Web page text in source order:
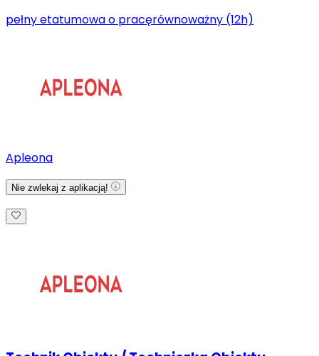
pełny etatumowa o pracęrównoważny (12h)
Apleona
Nie zwlekaj z aplikacją!